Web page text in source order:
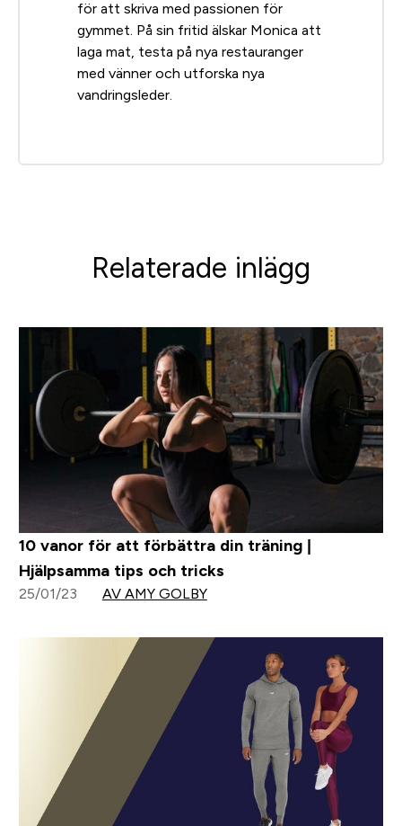
för att skriva med passionen för
gymmet. På sin fritid älskar Monica att
laga mat, testa på nya restauranger
med vänner och utforska nya
vandringsleder.
Relaterade inlägg
10 vanor för att förbättra din träning |
Hjälpsamma tips och tricks
25/01/23 AV AMY GOLBY